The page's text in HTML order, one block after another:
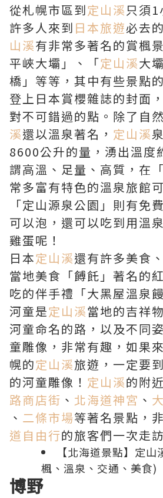
從札幌市區到定山溪 只須
許多人來到 日本旅遊必去
山溪有非常多著名的賞楓
平峽大壩」、「定山溪大
橋」等等，其中有些景點
登上日本賞櫻雜誌的封面
對不可錯過的點。除了自
溪還以溫泉著名， 定山溪
8600公升的量，湧出溫度
謂高溫、足量、高質，在
常多富有特色的溫泉旅館
「定山源泉公園」則有免
可以泡，還可以吃到用溫
雞蛋呢！
日本定山溪還有許多美食
當地美食「餺飥」著名的
吃的伴手禮「大黑屋溫泉
河童是定山溪當地的吉祥
河童命名的路，以及不同
童雕像，非常有趣，如果
幌的定山溪旅遊，一定要
的河童雕像！ 定山溪的附
路商店街 、 北海道神宮 、
、 二條市場等著名景點，
道自由行的旅客們一次走
【北海道景點】定
楓、溫泉、交通、美食)
博野